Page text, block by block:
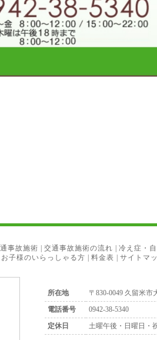
事故施術 交通事故施術の流れ 冷え症・
お子様のいらっしゃる方 料金表 サイトマ
所在地
〒830-0049 久留米市
電話番号
0942-38-5340
定休日
土曜午後・日曜日・